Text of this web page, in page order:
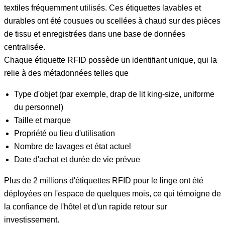
textiles fréquemment utilisés. Ces étiquettes lavables et
durables ont été cousues ou scellées à chaud sur des pièces
de tissu et enregistrées dans une base de données
centralisée.
Chaque étiquette RFID possède un identifiant unique, qui la
relie à des métadonnées telles que
Type d'objet (par exemple, drap de lit king-size, uniforme
du personnel)
Taille et marque
Propriété ou lieu d'utilisation
Nombre de lavages et état actuel
Date d'achat et durée de vie prévue
Plus de 2 millions d'étiquettes RFID pour le linge ont été
déployées en l'espace de quelques mois, ce qui témoigne de
la confiance de l'hôtel et d'un rapide retour sur
investissement.